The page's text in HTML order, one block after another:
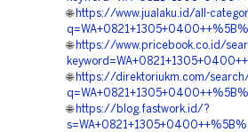
🌐 https://www.jualaku.id/all-
🌐 https://www.pricebook.co.id/
🌐 https://direktoriukm.com/
🌐 https://blog.fastwork.id/?